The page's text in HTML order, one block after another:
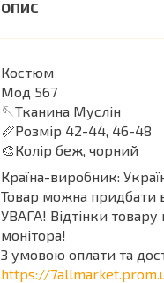
Костюм
Мод 567
🪡Тканина Муслін
📏Розмір 42-44, 46-48
🎨Колір беж, чорний
Країна-виробник:
Товар можна придбати
УВАГА! Відтінки
монітора!
З умовою оплати та
https://